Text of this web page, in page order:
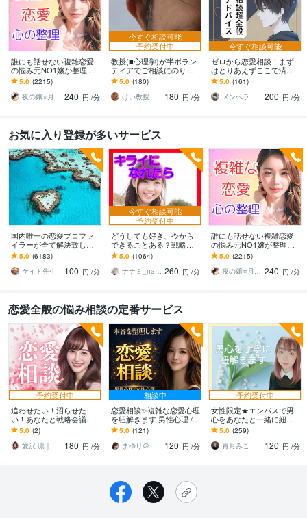
誰にも話せない複雑恋愛
の悩み元NO1嬢が整理し
ます 夜職女性への恋・夜
職恋愛・不倫・片思い・
年の差・遠距離・失恋
5.0 (2215)
夜の嬢⭐月島みと｜複雑恋愛カウンセラー 240 円 /分
今すぐ相談可能
予約受付中
教授(■心理学)が半ボラン
ティアでご相談にのりま
す プロカウンセリングや
経験者アドバイス等では
解決不可の方へも。
5.0 (180)
けい教授
180 円 /分
今すぐ相談可能
ゼロから恋愛相談！まず
はとりあえずここで済ま
す 元No.1ホスト（1年以
上継続）えのが完全版戦
略恋愛サポート
5.0 (161)
メンヘラ救世主 えの
200 円 /分
お気に入り登録が多いサービス
国内唯一の恋愛プロファ
イラーが全て解決致しま
す 恋愛・片想い・夫婦etc
どんな悩みでも解決でき
ます！
5.0 (6183)
ケイト先生
100 円 /分
今すぐ相談可能
予約受付中
どうしても好き、今から
できることある？戦略立
てます 可能性を上げる作
業をしましょう⭐️具体的な
次の一手を考えます
5.0 (1064)
ナナミ_nanami 260 円 /分
誰にも話せない複雑恋愛
の悩み元NO1嬢が整理し
ます 夜職女性への恋・夜
職恋愛・不倫・片思い・
年の差・遠距離・失恋
5.0 (2215)
夜の嬢⭐月島みと｜複雑恋愛カウンセラー 240 円 /分
恋愛全般の悩み相談の定番サービス
予約受付中
追わせたい！沼らせた
い！あなたと戦略会議し
ます あの相手の行動が変
わる！今の不利な状況を
打破する具体的な戦略
5.0 (2)
愛沢 凛｜魂の遺伝子コード｜婚活の法則
180 円 /分
相談中
恋愛相談✨複雑な恋愛心理
を紐解きます 男性心理 /
女性心理☘️復縁・片思
い・失恋・不倫・依存
5.0 (121)
まゆり＠あなたの困ったをサポートします
120 円 /分
予約受付中
女性限定★エンパスで男
心をあなたと一緒に紐解
きます 男性心理は至って
シンプル★丁寧に、時に
忖度無しでお伝えします
5.0 (259)
青月みこ ライフクリエイター
120 円 /分